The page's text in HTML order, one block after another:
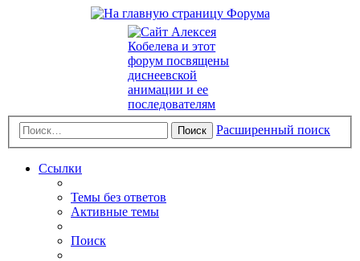
Поиск Расширенный поиск
Ссылки
Темы без ответов
Активные темы
Поиск